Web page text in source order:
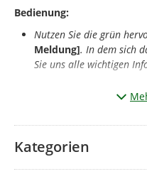
Bedienung:
Nutzen Sie die grün
Meldung]. In dem sich
Sie uns alle wichtigen
Sie möchten ein
oder
Kategorien